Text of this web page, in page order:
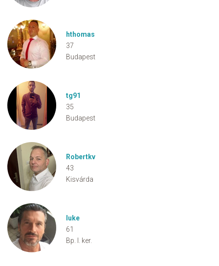
hthomas
37
Budapest
tg91
35
Budapest
Robertkv
43
Kisvárda
luke
61
Bp. I. ker.